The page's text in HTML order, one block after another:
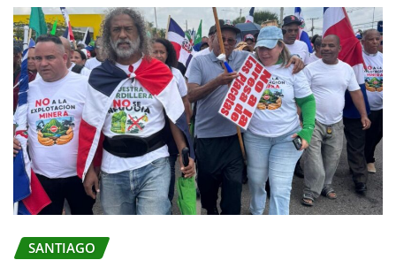
SANTIAGO